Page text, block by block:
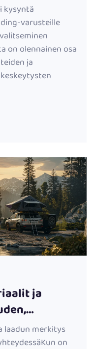
kysyntä
varusteille
on olennainen osa
ja
ja
laadun merkitys
on